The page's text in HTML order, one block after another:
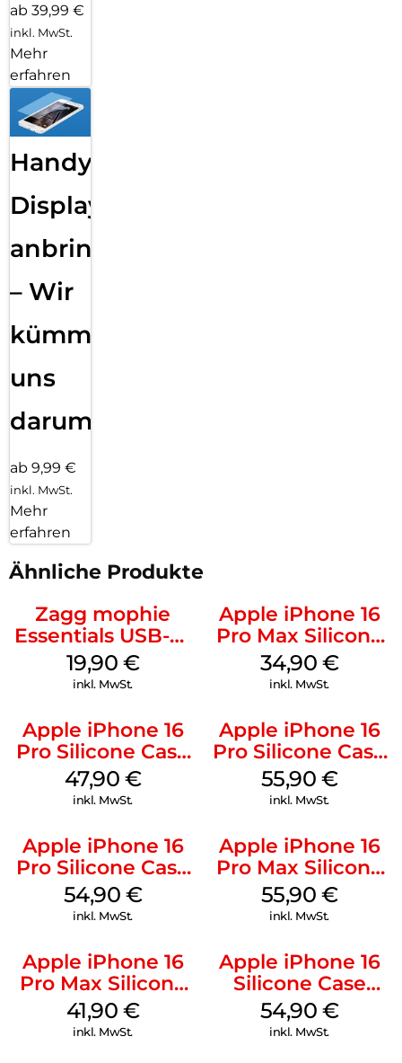
ab 39,99 €
inkl. MwSt.
Mehr
erfahren
Handy
Displayfolie
anbringen
– Wir
kümmern
uns
darum!
ab 9,99 €
inkl. MwSt.
Mehr
erfahren
Ähnliche Produkte
Zagg mophie
Essentials USB-C-
20W Charger PD
Weiß
19,90 €
inkl. MwSt.
Apple iPhone 16
Pro Max Silicone
Case MagSafe
Denim
34,90 €
inkl. MwSt.
Apple iPhone 16
Pro Silicone Case
MagSafe Denim
47,90 €
inkl. MwSt.
Apple iPhone 16
Pro Silicone Case
MagSafe Stone
Gray
55,90 €
inkl. MwSt.
Apple iPhone 16
Pro Silicone Case
MagSafe Black
54,90 €
inkl. MwSt.
Apple iPhone 16
Pro Max Silicone
Case MagSafe
Stone Gray
55,90 €
inkl. MwSt.
Apple iPhone 16
Pro Max Silicone
Case MagSafe
Ultramarine
41,90 €
inkl. MwSt.
Apple iPhone 16
Silicone Case
MagSafe Black
54,90 €
inkl. MwSt.